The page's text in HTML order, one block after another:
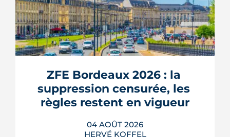
Entre la gare Saint-Jean et le fleuve, un
ancien secteur d'entrepôts et de chais
devient l'une des vitrines de Bordeaux
chantier Canopia, futur parc Descas :
voici où en est ce morceau de ville en
train de se recoudre.
LIRE L'ARTICLE
ZFE Bordeaux 2026 : la
suppression censurée, les
règles restent en vigueur
04 AOÛT 2026
HERVÉ KOFFEL